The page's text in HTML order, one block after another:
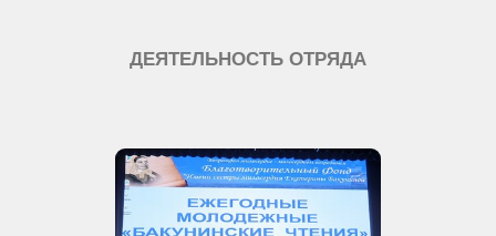
ДЕЯТЕЛЬНОСТЬ ОТРЯДА